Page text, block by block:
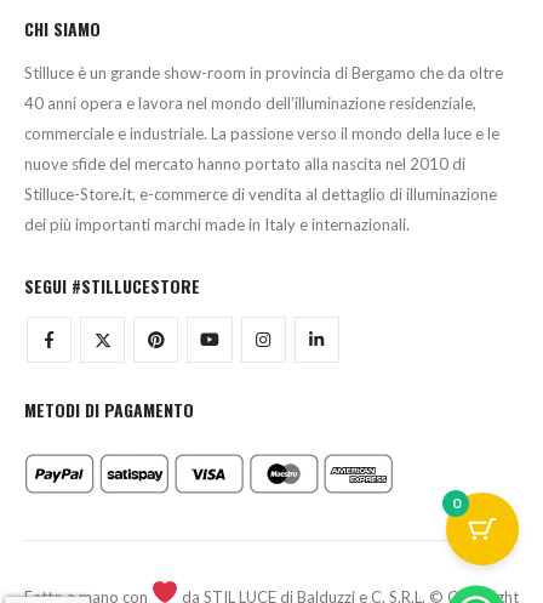
CHI SIAMO
Stilluce è un grande show-room in provincia di Bergamo che da oltre
40 anni opera e lavora nel mondo dell’illuminazione residenziale,
commerciale e industriale. La passione verso il mondo della luce e le
nuove sfide del mercato hanno portato alla nascita nel 2010 di
Stilluce-Store.it, e-commerce di vendita al dettaglio di illuminazione
dei più importanti marchi made in Italy e internazionali.
SEGUI #STILLUCESTORE
METODI DI PAGAMENTO
Fatto a mano con da STIL LUCE di Balduzzi e C. S.R.L. © Copyright
0